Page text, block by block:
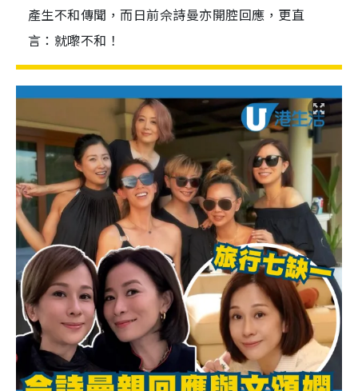
產生不和傳聞，而日前佘詩曼亦開腔回應，更直
言：就嚟不和！